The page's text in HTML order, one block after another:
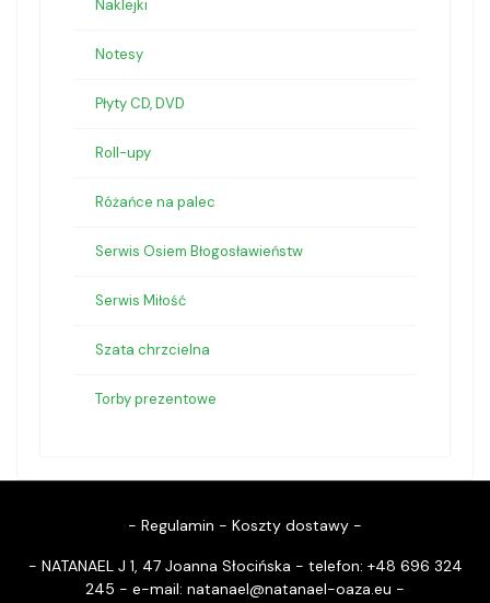
Naklejki
Notesy
Płyty CD, DVD
Roll-upy
Różańce na palec
Serwis Osiem Błogosławieństw
Serwis Miłość
Szata chrzcielna
Torby prezentowe
- Regulamin - Koszty dostawy -
- NATANAEL J 1, 47 Joanna Słocińska - telefon: +48 696 324
245 - e-mail: natanael@natanael-oaza.eu -